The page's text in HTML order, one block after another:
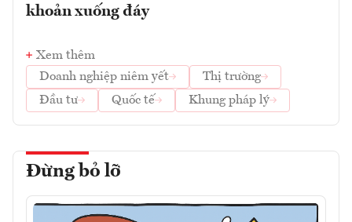
khoản xuống đáy
Xem thêm
Doanh nghiệp niêm yết
Thị trường
Đầu tư
Quốc tế Khung pháp lý
Đừng bỏ lỡ